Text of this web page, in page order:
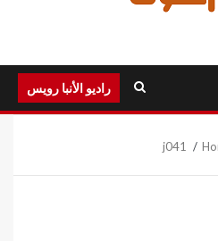
راديو الأنبا رويس
j041